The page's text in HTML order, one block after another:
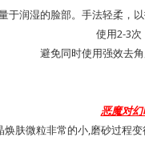
于润湿的脸部。手法轻柔，
使用2-3次
避免同时使用强效去
恶魔对
焕肤微粒非常的小,磨砂过程